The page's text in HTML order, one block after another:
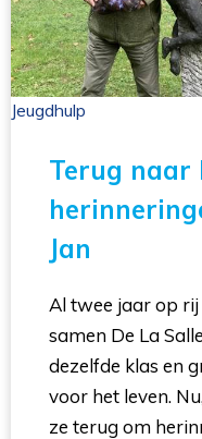
Jeugdhulp
Terug naar
Jan
Al twee jaar op rij
samen De La
dezelfde klas en
voor het leven.
ze terug om